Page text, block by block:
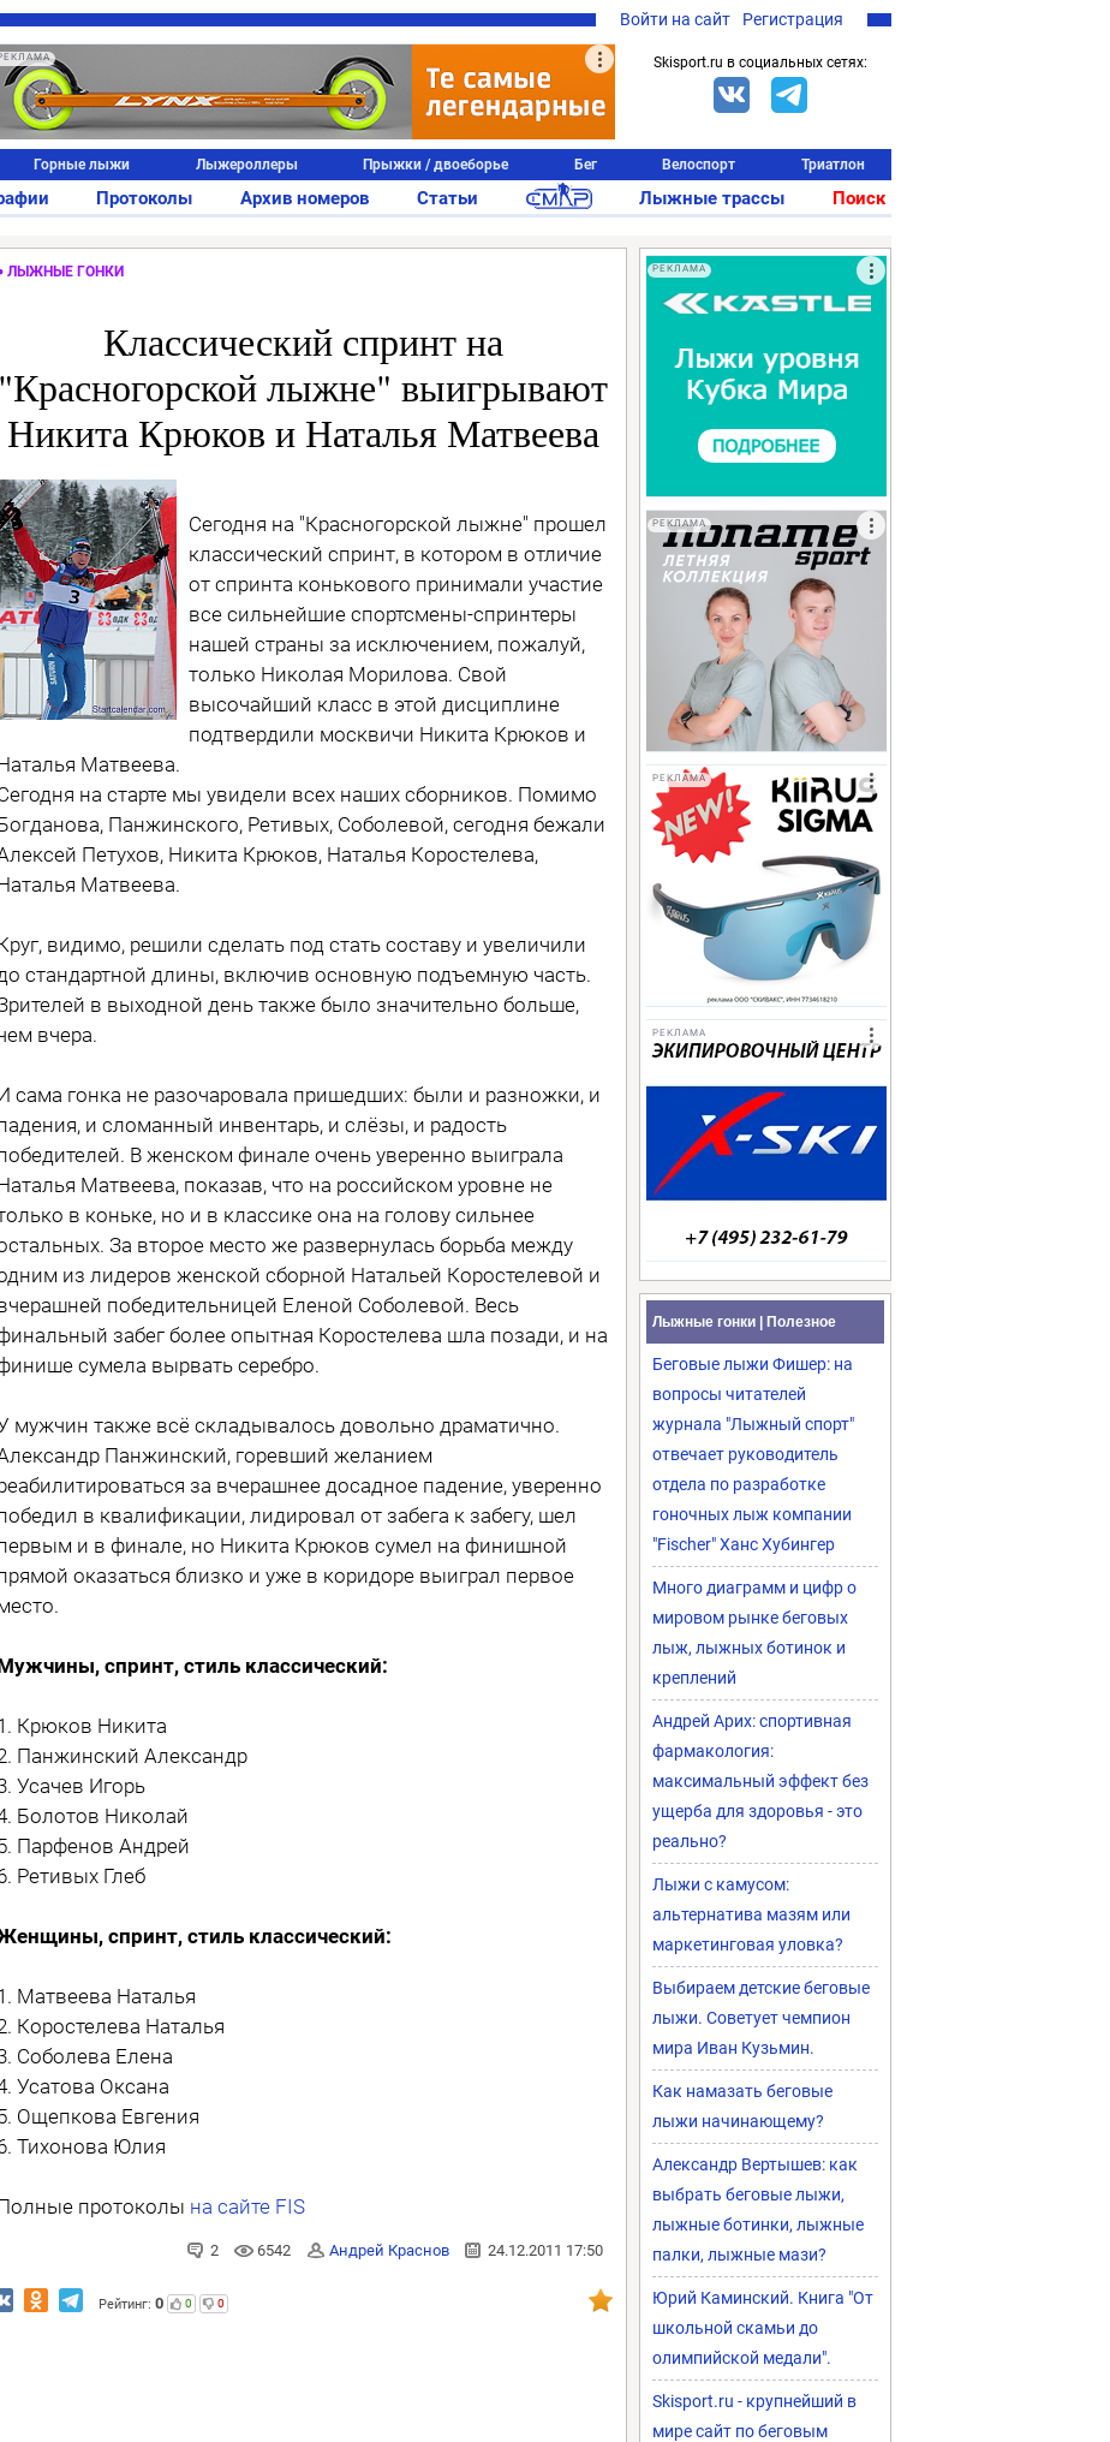
Войти на сайт Регистрация
Skisport.ru в социальных сетях:
Горные лыжи Лыжероллеры Прыжки / двоеборье Бег Велоспорт Триатлон
Протоколы Архив номеров Статьи Лыжные трассы Поиск
ЛЫЖНЫЕ ГОНКИ
Классический спринт на
"Красногорской лыжне" выигрывают
Никита Крюков и Наталья Матвеева
Сегодня на "Красногорской лыжне" прошел
классический спринт, в котором в отличие
от спринта конькового принимали участие
все сильнейшие спортсмены-спринтеры
нашей страны за исключением, пожалуй,
только Николая Морилова. Свой
высочайший класс в этой дисциплине
подтвердили москвичи Никита Крюков и
Матвеева.
на старте мы увидели всех наших сборников. Помимо
Панжинского, Ретивых, Соболевой, сегодня бежали
Петухов, Никита Крюков, Наталья Коростелева,
Матвеева.
видимо, решили сделать под стать составу и увеличили
стандартной длины, включив основную подъемную часть.
в выходной день также было значительно больше,
вчера.
сама гонка не разочаровала пришедших: были и разножки, и
и сломанный инвентарь, и слёзы, и радость
В женском финале очень уверенно выиграла
Матвеева, показав, что на российском уровне не
в коньке, но и в классике она на голову сильнее
За второе место же развернулась борьба между
из лидеров женской сборной Натальей Коростелевой и
победительницей Еленой Соболевой. Весь
забег более опытная Коростелева шла позади, и на
сумела вырвать серебро.
мужчин также всё складывалось довольно драматично.
Панжинский, горевший желанием
за вчерашнее досадное падение, уверенно
в квалификации, лидировал от забега к забегу, шел
и в финале, но Никита Крюков сумел на финишной
оказаться близко и уже в коридоре выиграл первое
спринт, стиль классический:
Крюков Никита
Панжинский Александр
Усачев Игорь
Болотов Николай
Парфенов Андрей
Ретивых Глеб
спринт, стиль классический:
Матвеева Наталья
Коростелева Наталья
Соболева Елена
Усатова Оксана
Ощепкова Евгения
Тихонова Юлия
протоколы на сайте FIS
2 6542 Андрей Краснов 24.12.2011 17:50
Рейтинг: 0 0 0
РЕКЛАМА
РЕКЛАМА
РЕКЛАМА
РЕКЛАМА
Лыжные гонки | Полезное
Беговые лыжи Фишер: на
вопросы читателей
журнала "Лыжный спорт"
отвечает руководитель
отдела по разработке
гоночных лыж компании
"Fischer" Ханс Хубингер
Много диаграмм и цифр о
мировом рынке беговых
лыж, лыжных ботинок и
креплений
Андрей Арих: спортивная
фармакология:
максимальный эффект без
ущерба для здоровья - это
реально?
Лыжи с камусом:
альтернатива мазям или
маркетинговая уловка?
Выбираем детские беговые
лыжи. Советует чемпион
мира Иван Кузьмин.
Как намазать беговые
лыжи начинающему?
Александр Вертышев: как
выбрать беговые лыжи,
лыжные ботинки, лыжные
палки, лыжные мази?
Юрий Каминский. Книга "От
школьной скамьи до
олимпийской медали".
Skisport.ru - крупнейший в
мире сайт по беговым